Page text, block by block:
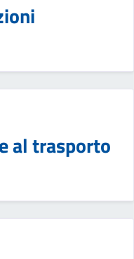
al trasporto